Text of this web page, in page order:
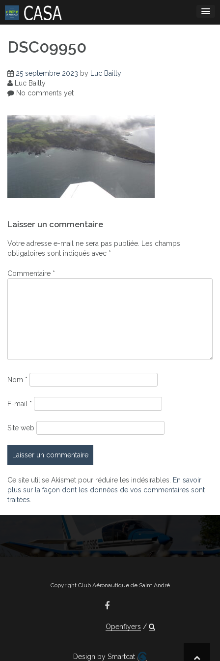
Skip
content
DSC09950
25 septembre 2023 by Luc Bailly
Luc Bailly
No comments yet
de
l’article
Laisser un commentaire
Votre adresse e-mail ne sera pas publiée. Les champs
obligatoires sont indiqués avec *
Commentaire *
Nom *
E-mail *
Site web
Ce site utilise Akismet pour réduire les indésirables. En savoir
plus sur la façon dont les données de vos commentaires sont
traitées
Copyright Club Aéronautique de Saint André
Openflyers
Design by Smartcat